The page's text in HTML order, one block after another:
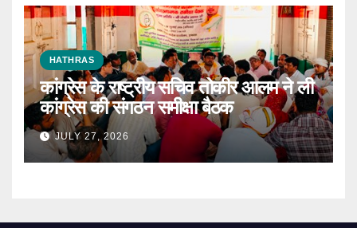
HATHRAS
कांग्रेस के राष्ट्रीय सचिव तोकीर आलम ने ली
कांग्रेस की संगठन समीक्षा बैठक
JULY 27, 2026